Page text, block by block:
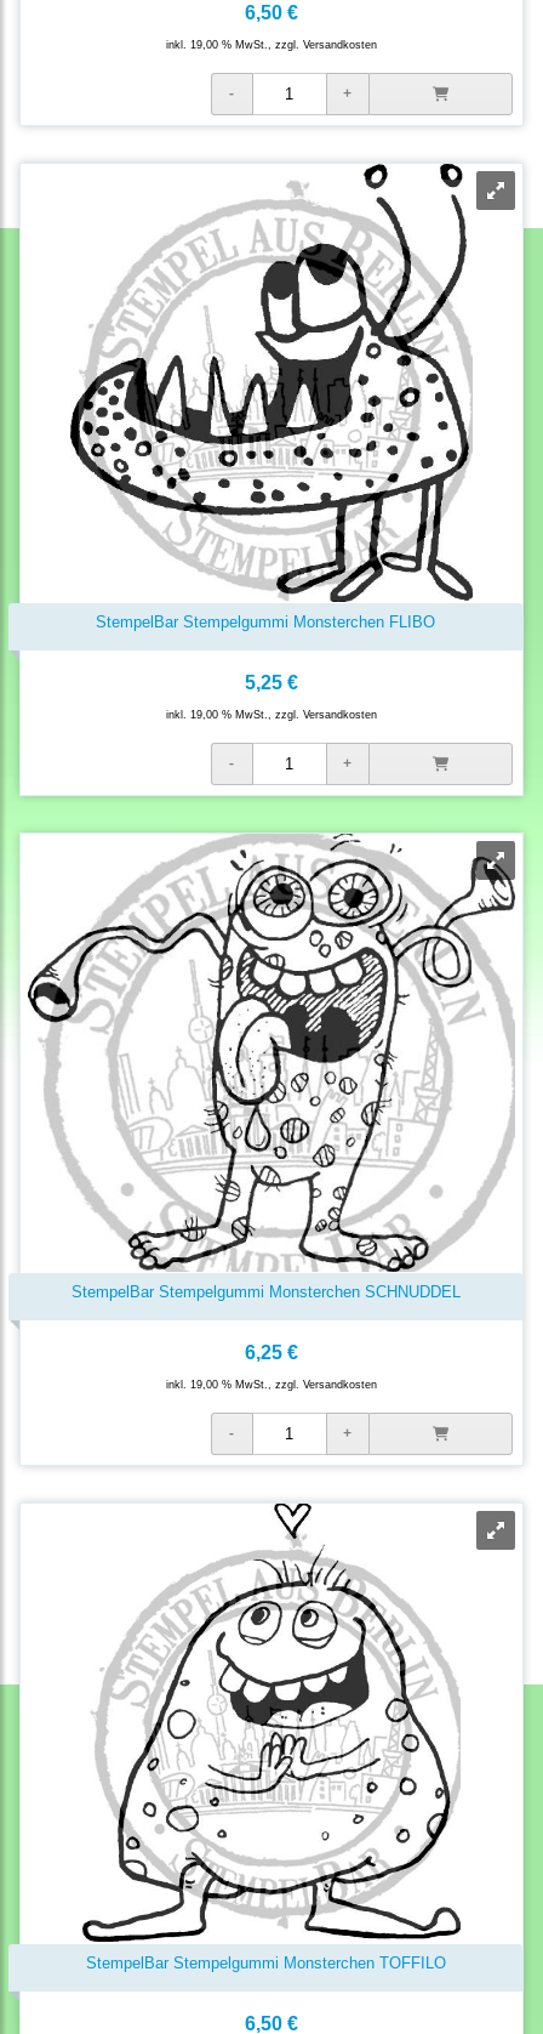
6,50 €
inkl. 19,00 % MwSt., zzgl. Versandkosten
StempelBar Stempelgummi Monsterchen FLIBO
5,25 €
inkl. 19,00 % MwSt., zzgl. Versandkosten
StempelBar Stempelgummi Monsterchen SCHNUDDEL
6,25 €
inkl. 19,00 % MwSt., zzgl. Versandkosten
StempelBar Stempelgummi Monsterchen TOFFILO
6,50 €